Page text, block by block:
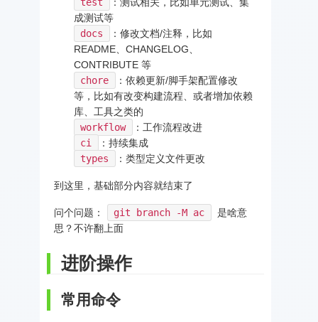
成测试等
docs
：修改文档/注释，比如
README、CHANGELOG、
CONTRIBUTE 等
chore
：依赖更新/脚手架配置修改
等，比如有改变构建流程、或者增加依赖
库、工具之类的
workflow
：工作流程改进
ci
：持续集成
types
：类型定义文件更改
到这里，基础部分内容就结束了
问个问题： git branch -M ac
是啥意
思？不许翻上面
进阶操作
常用命令